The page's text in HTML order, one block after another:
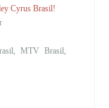
Cyrus Brasil!
MTV Brasil,